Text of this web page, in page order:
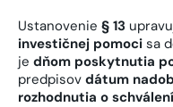
Ustanovenie § 13
investičnej pomoci sa
je dňom poskytnutia
predpisov dátum
rozhodnutia o